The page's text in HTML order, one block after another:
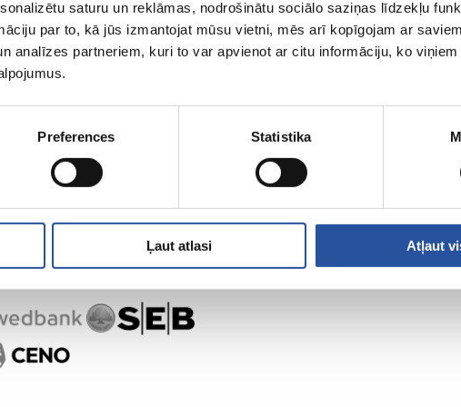
saturu un reklāmas, nodrošinātu sociālo saziņas līdzekļu
par to, kā jūs izmantojat mūsu vietni, mēs arī kopīgojam ar
analīzes partneriem, kuri to var apvienot ar citu informāciju, ko
Preferences Statistika
Ļaut atlasi Atļaut